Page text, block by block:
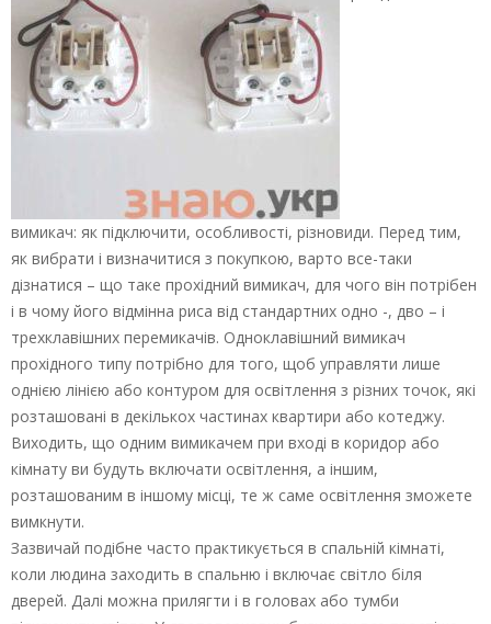
вимикач: як підключити, особливості, різновиди. Перед тим,
як вибрати і визначитися з покупкою, варто все-таки
дізнатися – що таке прохідний вимикач, для чого він потрібен
і в чому його відмінна риса від стандартних одно -, дво – і
трехклавішних перемикачів. Одноклавішний вимикач
прохідного типу потрібно для того, щоб управляти лише
однією лінією або контуром для освітлення з різних точок, які
розташовані в декількох частинах квартири або котеджу.
Виходить, що одним вимикачем при вході в коридор або
кімнату ви будуть включати освітлення, а іншим,
розташованим в іншому місці, те ж саме освітлення зможете
вимкнути.
Зазвичай подібне часто практикується в спальній кімнаті,
коли людина заходить в спальню і включає світло біля
дверей. Далі можна прилягти і в головах або тумби